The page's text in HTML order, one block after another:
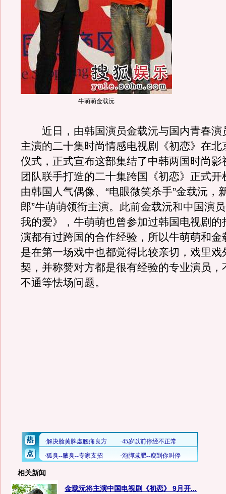
牛萌萌金载沅
近日，由韩国演员金载沅与国内青春演
主演的二十集时尚情感电视剧《初恋》在北
仪式，正式宣布这部集结了中韩两国时尚影
团队联手打造的二十集跨国《初恋》正式开
由韩国人气偶像、“电眼微笑杀手”金载沅，
郎”牛萌萌领衔主演。此前金载沅和中国演
我的爱》，牛萌萌也曾参加过韩国电视剧的
演都有过跨国的合作经验，所以牛萌萌和金
是在第一场戏中也都觉得比较亲切，戏里戏
契，并称赞对方都是很有经验的专业演员，
不通等怯场问题。
相关新闻
金载沅将主演中国电视剧《初恋》 9月开...